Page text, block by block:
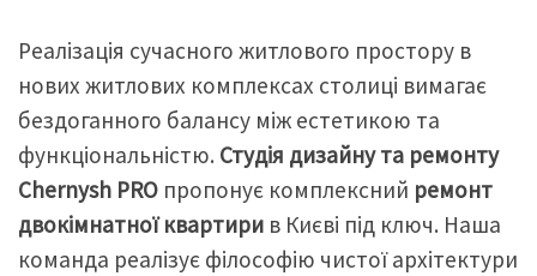
Реалізація сучасного житлового простору в
нових житлових комплексах столиці вимагає
бездоганного балансу між естетикою та
функціональністю. Студія дизайну та ремонту
Chernysh PRO пропонує комплексний ремонт
двокімнатної квартири в Києві під ключ. Наша
команда реалізує філософію чистої архітектури